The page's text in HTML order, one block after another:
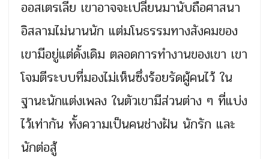
ออสเตรเลีย เขาอาจจะเปลี่ยนมานับถือศาสนา
อิสลามไม่นานนัก แต่มโนธรรมทางสังคมของ
เขามีอยู่แต่ดั้งเดิม ตลอดการทำงานของเขา เขา
โจมตีระบบที่มองไม่เห็นซึ่งร้อยรัดผู้คนไว้ ใน
ฐานะนักแต่งเพลง ในตัวเขามีส่วนต่าง ๆ ที่แบ่ง
ไว้เท่ากัน ทั้งความเป็นคนช่างฝัน นักรัก และ
นักต่อสู้